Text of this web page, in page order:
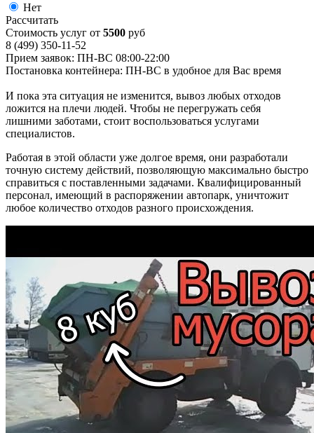
Нет
Рассчитать
Стоимость услуг от 5500 руб
8 (499) 350-11-52
Прием заявок: ПН-ВС 08:00-22:00
Постановка контейнера: ПН-ВС в удобное для Вас время
И пока эта ситуация не изменится, вывоз любых отходов
ложится на плечи людей. Чтобы не перегружать себя
лишними заботами, стоит воспользоваться услугами
специалистов.
Работая в этой области уже долгое время, они разработали
точную систему действий, позволяющую максимально быстро
справиться с поставленными задачами. Квалифицированный
персонал, имеющий в распоряжении автопарк, уничтожит
любое количество отходов разного происхождения.